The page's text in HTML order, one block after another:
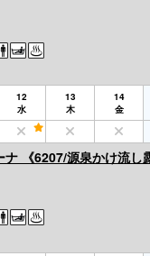
12
水
13
木
14
金
《6207/源泉かけ流し